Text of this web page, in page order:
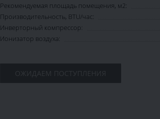
Рекомендуемая площадь помещения, м2:
Производительность, BTU/час:
Инверторный компрессор:
Ионизатор воздуха:
ОЖИДАЕМ ПОСТУПЛЕНИЯ